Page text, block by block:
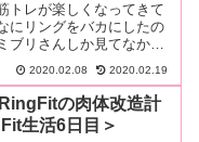
トレが楽しくなってきて
にリングをバカにしたの
ブリさんしか見てなかっ
たった5日で筋トレが楽し
む
2020.02.08 2020.02.19
RingFitの肉体改造計
生活6日目＞